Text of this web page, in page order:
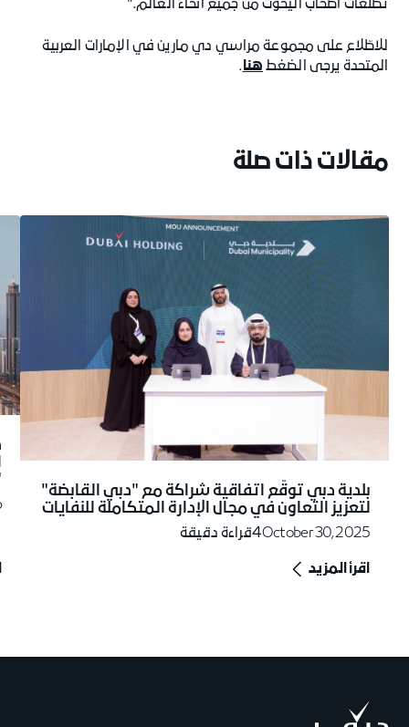
تطلعات أصحاب اليخوت من جميع أنحاء العالم."
للاطّلاع على مجموعة مراسي دي مارين في الإمارات العربية
المتحدة يرجى الضغطهنا.
مقالات ذات صلة
بلدية دبي توقّع اتفاقية شراكة مع "دبي القابضة"
لتعزيز التعاون في مجال الإدارة المتكاملة للنفايات
October 30, 2025
4قراءة دقيقة
اقرأ المزيد